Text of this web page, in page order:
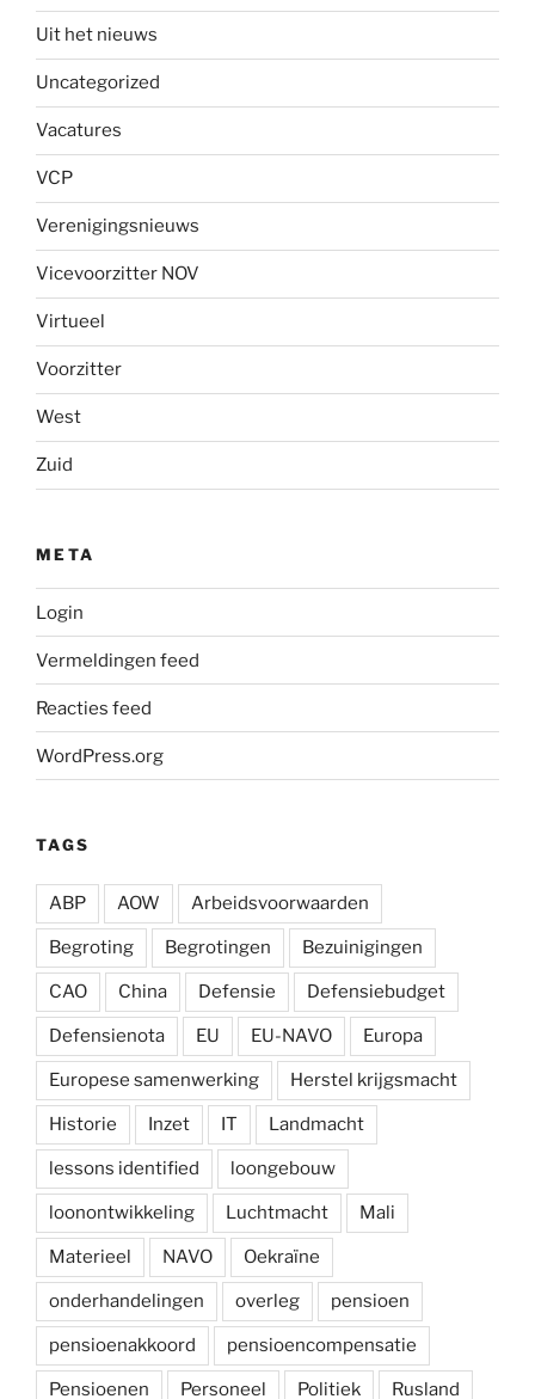
Uit het nieuws
Uncategorized
Vacatures
VCP
Verenigingsnieuws
Vicevoorzitter NOV
Virtueel
Voorzitter
West
Zuid
META
Login
Vermeldingen feed
Reacties feed
WordPress.org
TAGS
ABP AOW Arbeidsvoorwaarden
Begroting Begrotingen Bezuinigingen
CAO China Defensie Defensiebudget
Defensienota EU EU-NAVO Europa
Europese samenwerking Herstel krijgsmacht
Historie Inzet IT Landmacht
lessons identified loongebouw
loonontwikkeling Luchtmacht Mali
Materieel NAVO Oekraïne
onderhandelingen overleg pensioen
pensioenakkoord pensioencompensatie
Pensioenen Personeel Politiek Rusland